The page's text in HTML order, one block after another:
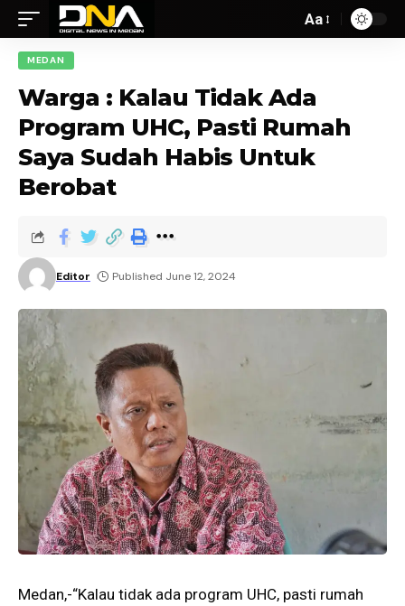
Aa
MEDAN
Warga : Kalau Tidak Ada
Program UHC, Pasti Rumah
Saya Sudah Habis Untuk
Berobat
Editor Published June 12, 2024
Medan,-“Kalau tidak ada program UHC, pasti rumah